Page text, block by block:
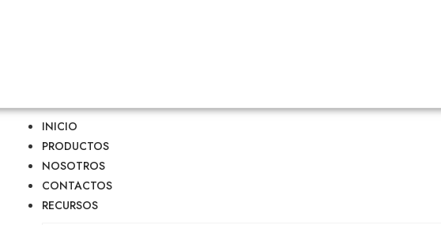
INICIO
PRODUCTOS
NOSOTROS
CONTACTOS
RECURSOS